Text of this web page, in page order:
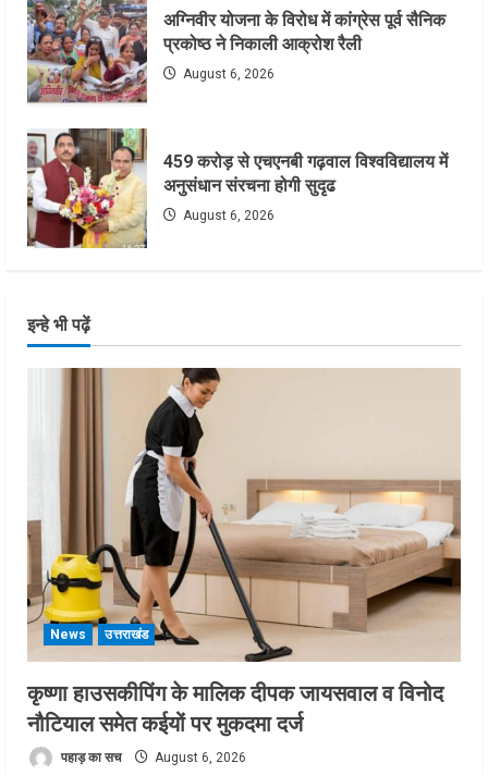
अग्निवीर योजना के विरोध में कांग्रेस पूर्व सैनिक
प्रकोष्ठ ने निकाली आक्रोश रैली
August 6, 2026
459 करोड़ से एचएनबी गढ़वाल विश्वविद्यालय में
अनुसंधान संरचना होगी सुदृढ
August 6, 2026
इन्हे भी पढ़ें
News उत्तराखंड
कृष्णा हाउसकीपिंग के मालिक दीपक जायसवाल व विनोद
नौटियाल समेत कईयों पर मुकदमा दर्ज
पहाड़ का सच August 6, 2026